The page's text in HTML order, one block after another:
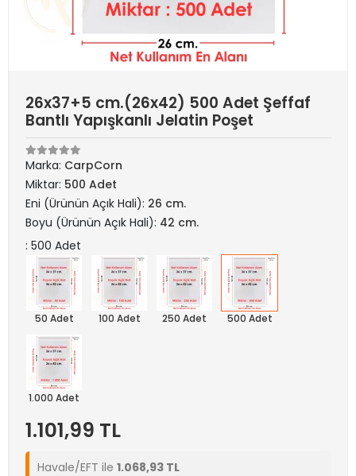
26x37+5 cm.(26x42) 500 Adet Şeffaf
Bantlı Yapışkanlı Jelatin Poşet
Marka: CarpCorn
Miktar: 500 Adet
Eni (Ürünün Açık Hali): 26 cm.
Boyu (Ürünün Açık Hali): 42 cm.
: 500 Adet
50 Adet 100 Adet 250 Adet 500 Adet
1.000 Adet
1.101,99 TL
Havale/EFT ile 1.068,93 TL